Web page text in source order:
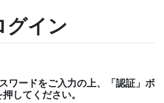
グイン
ワードをご入力の上、「認証」ボ
してください。